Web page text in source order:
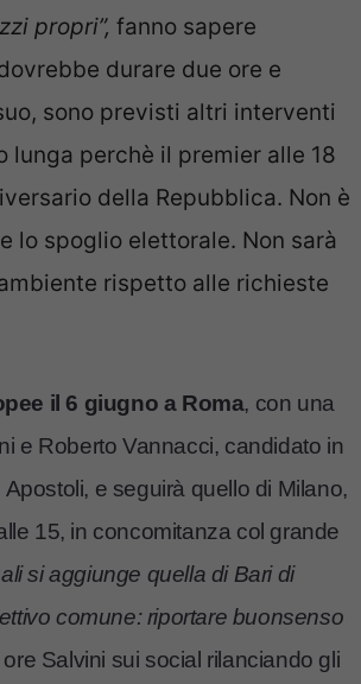
propri”, fanno sapere
durare due ore e
sono previsti altri interventi
perchè il premier alle 18
della Repubblica. Non è
lo spoglio elettorale. Non sarà
rispetto alle richieste
il 6 giugno a Roma, con una
e Roberto Vannacci, candidato in
e seguirà quello di Milano,
15, in concomitanza col grande
si aggiunge quella di Bari di
comune: riportare buonsenso
Salvini sui social rilanciando gli